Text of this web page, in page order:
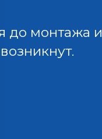
до монтажа и